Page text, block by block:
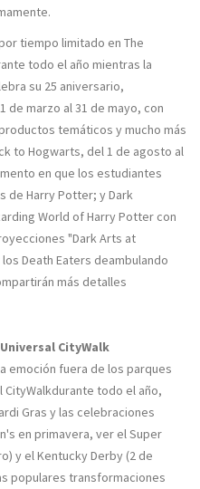
tiempo limitado en The
todo el año mientras la
su 25 aniversario,
de marzo al 31 de mayo, con
temáticos y mucho más
to Hogwarts, del 1 de agosto al
en que los estudiantes
de Harry Potter; y Dark
World of Harry Potter con
"Dark Arts at
Death Eaters deambulando
más detalles
CityWalk
emoción fuera de los parques
todo el año,
Gras y las celebraciones
en primavera, ver el Super
y el Kentucky Derby (2 de
populares transformaciones